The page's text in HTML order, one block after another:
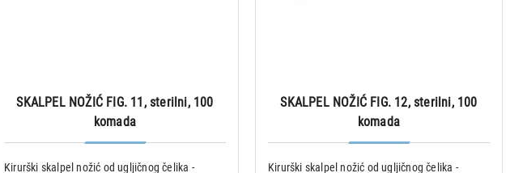
SKALPEL NOŽIĆ FIG. 11, sterilni, 100
komada
Kirurški skalpel nožić od ugljičnog čelika -
SKALPEL NOŽIĆ FIG. 12, sterilni, 100
komada
Kirurški skalpel nožić od ugljičnog čelika -